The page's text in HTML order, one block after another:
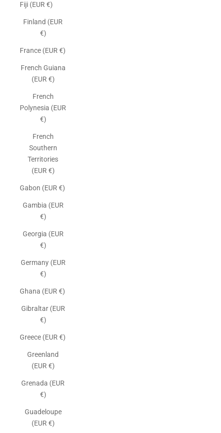
Fiji (EUR €)
Finland (EUR
€)
France (EUR €)
French Guiana
(EUR €)
French
Polynesia (EUR
€)
French
Southern
Territories
(EUR €)
Gabon (EUR €)
Gambia (EUR
€)
Georgia (EUR
€)
Germany (EUR
€)
Ghana (EUR €)
Gibraltar (EUR
€)
Greece (EUR €)
Greenland
(EUR €)
Grenada (EUR
€)
Guadeloupe
(EUR €)